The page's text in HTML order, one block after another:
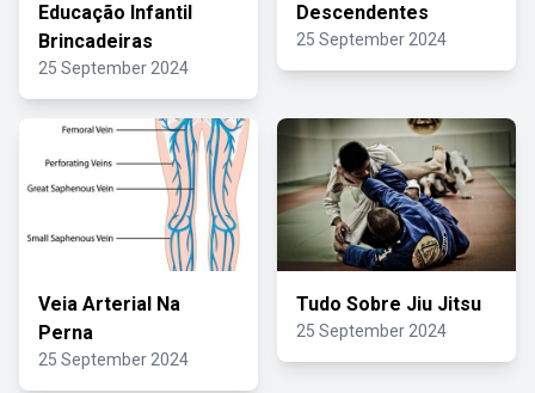
Educação Infantil
Brincadeiras
25 September 2024
Descendentes
25 September 2024
Veia Arterial Na
Perna
25 September 2024
Tudo Sobre Jiu Jitsu
25 September 2024